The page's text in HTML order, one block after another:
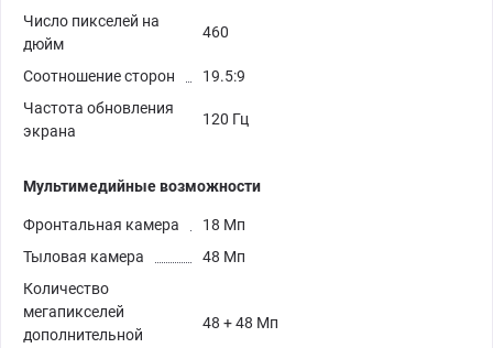
Число пикселей на
дюйм
460
Соотношение сторон
19.5:9
Частота обновления
экрана
120 Гц
Мультимедийные возможности
Фронтальная камера
18 Мп
Тыловая камера
48 Мп
Количество
мегапикселей
дополнительной
48 + 48 Мп